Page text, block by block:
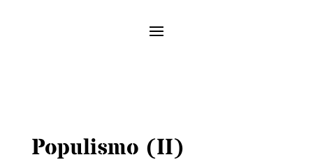
Populismo (II)